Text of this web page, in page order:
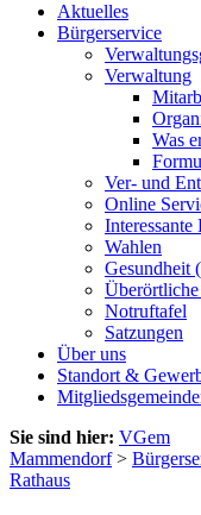
Aktuelles
Bürgerservice
Verwaltung
Was
Ver- und
Online
Interessante
Wahlen
Gesundheit
Notruftafel
Satzungen
Über uns
Standort &
Sie sind hier: VGem
Mammendorf>
Rathaus